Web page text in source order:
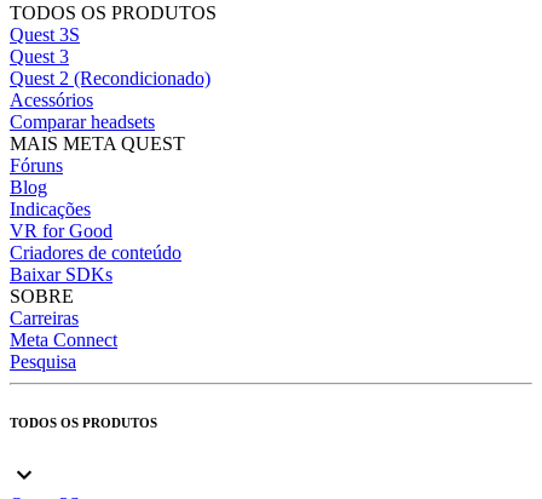
TODOS OS PRODUTOS
Quest 3S
Quest 3
Quest 2 (Recondicionado)
Acessórios
Comparar headsets
MAIS META QUEST
Fóruns
Blog
Indicações
VR for Good
Criadores de conteúdo
Baixar SDKs
SOBRE
Carreiras
Meta Connect
Pesquisa
TODOS OS PRODUTOS